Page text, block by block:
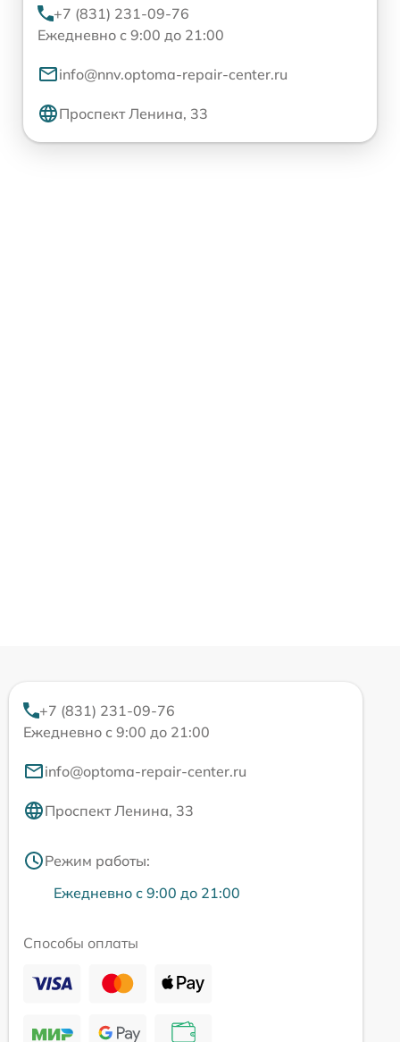
+7 (831) 231-09-76
Ежедневно с 9:00 до 21:00
info@nnv.optoma-repair-center.ru
Проспект Ленина, 33
+7 (831) 231-09-76
Ежедневно с 9:00 до 21:00
info@optoma-repair-center.ru
Проспект Ленина, 33
Режим работы:
Ежедневно с 9:00 до 21:00
Способы оплаты